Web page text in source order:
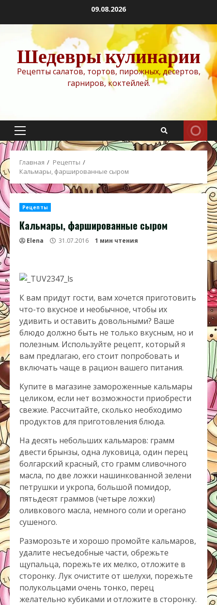
содержимому
09.08.2026
Шедевры кулинарии
Рецепты салатов, тортов, пирожных, десертов,
гарниров, коктейлей.
Основное
меню
Главная
Рецепты
Кальмары, фаршированные сыром
Рецепты
Кальмары, фаршированные сыром
Elena 31.07.2016 1 мин чтения
К вам придут гости, вам хочется приготовить
что-то вкусное и необычное, чтобы их
удивить и оставить довольными? Ваше
блюдо должно быть не только вкусным, но и
полезным. Используйте рецепт, который я
вам предлагаю, его стоит попробовать и
включать чаще в рацион вашего питания.
Купите в магазине замороженные кальмары
целиком, если нет возможности приобрести
свежие. Рассчитайте, сколько необходимо
продуктов для приготовления блюда.
На десять небольших кальмаров: грамм
двести брынзы, одна луковица, один перец
болгарский красный, сто грамм сливочного
масла, по две ложки нашинкованной зелени
петрушки и укропа, большой помидор,
пятьдесят граммов (четыре ложки)
оливкового масла, немного соли и орегано
сушеного.
Разморозьте и хорошо промойте кальмаров,
удалите несъедобные части, обрежьте
щупальца, порежьте их мелко, отложите в
сторонку. Лук очистите от шелухи, порежьте
полукольцами очень тонко, перец
желательно кубиками и отложите в сторонку.